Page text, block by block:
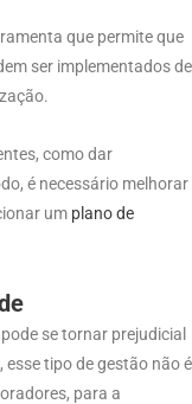
que permite que
ser implementados de
como dar
é necessário melhorar
um planode
se tornar prejudicial
tipo de gestão não é
para a